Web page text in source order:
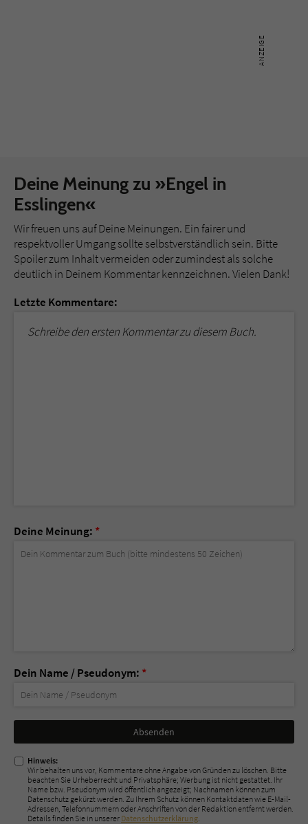
Deine Meinung zu »Engel in
Esslingen«
Wir freuen uns auf Deine Meinungen. Ein fairer und
respektvoller Umgang sollte selbstverständlich sein. Bitte
Spoiler zum Inhalt vermeiden oder zumindest als solche
deutlich in Deinem Kommentar kennzeichnen. Vielen Dank!
Letzte Kommentare:
Schreibe den ersten Kommentar zu diesem Buch.
Deine Meinung: *
Dein Name / Pseudonym: *
Nicht
ausfüllen!
Hinweis:
Wir behalten uns vor, Kommentare ohne Angabe von Gründen zu löschen. Bitte
beachten Sie Urheberrecht und Privatsphäre; Werbung ist nicht gestattet. Ihr
Name bzw. Pseudonym wird öffentlich angezeigt; Nachnamen können zum
Datenschutz gekürzt werden. Zu Ihrem Schutz können Kontaktdaten wie E-Mail-
Adressen, Telefonnummern oder Anschriften von der Redaktion entfernt werden.
Details finden Sie in unserer Datenschutzerklärung